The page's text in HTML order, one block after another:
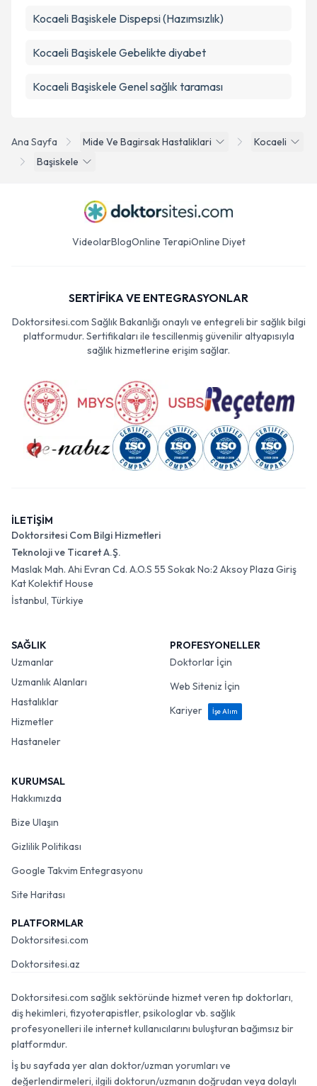
Ana Sayfa Mide Ve Bagirsak Hastaliklari
Kocaeli
Başiskele
Kocaeli Başiskele Dispepsi (Hazımsızlık)
Kocaeli Başiskele Gebelikte diyabet
Kocaeli Başiskele Genel sağlık taraması
Videolar Blog Online Terapi Online Diyet
SERTİFİKA VE ENTEGRASYONLAR
Doktorsitesi.com Sağlık Bakanlığı onaylı ve entegreli bir sağlık bilgi
platformudur. Sertifikaları ile tescillenmiş güvenilir altyapısıyla
sağlık hizmetlerine erişim sağlar.
İLETİŞİM
Doktorsitesi Com Bilgi Hizmetleri
Teknoloji ve Ticaret A.Ş.
Maslak Mah. Ahi Evran Cd. A.O.S 55 Sokak No:2 Aksoy Plaza Giriş
Kat Kolektif House
İstanbul, Türkiye
SAĞLIK
Uzmanlar
Uzmanlık Alanları
Hastalıklar
Hizmetler
Hastaneler
PROFESYONELLER
Doktorlar İçin
Web Siteniz İçin
Kariyer
İşe Alım
KURUMSAL
Hakkımızda
Bize Ulaşın
Gizlilik Politikası
Google Takvim Entegrasyonu
Site Haritası
PLATFORMLAR
Doktorsitesi.com
Doktorsitesi.az
Doktorsitesi.com sağlık sektöründe hizmet veren tıp doktorları,
diş hekimleri, fizyoterapistler, psikologlar vb. sağlık
profesyonelleri ile internet kullanıcılarını buluşturan bağımsız bir
platformdur.
İş bu sayfada yer alan doktor/uzman yorumları ve